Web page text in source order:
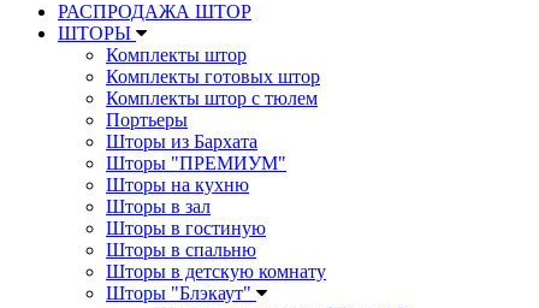
РАСПРОДАЖА ШТОР
ШТОРЫ
Комплекты штор
Комплекты готовых штор
Комплекты штор с тюлем
Портьеры
Шторы из Бархата
Шторы "ПРЕМИУМ"
Шторы на кухню
Шторы в зал
Шторы в гостиную
Шторы в спальню
Шторы в детскую комнату
Шторы "Блэкаут"